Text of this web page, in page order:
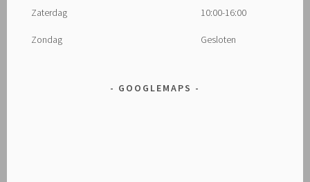
Zaterdag 10:00-16:00
Zondag Gesloten
GOOGLEMAPS